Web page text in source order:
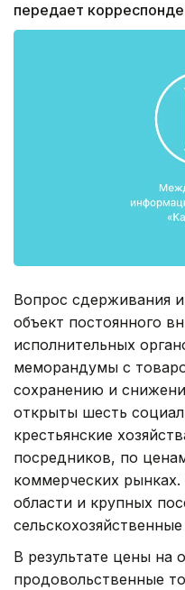
передает
Вопрос сдерживания
объект постоянного
исполнительных
меморандумы с
сохранению и
открыты шесть
крестьянские
посредников, по
коммерческих
области и крупных
В результате цены на
продовольственные